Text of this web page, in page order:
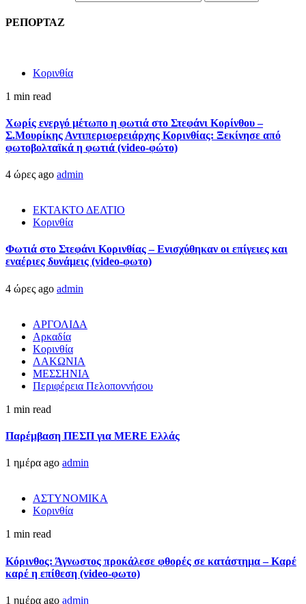
ΡΕΠΟΡΤΑΖ
Κορινθία
1 min read
Χωρίς ενεργό μέτωπο η φωτιά στο Στεφάνι Κορίνθου –
Σ.Μουρίκης Αντιπεριφερειάρχης Κορινθίας: Ξεκίνησε από
φωτοβολταϊκά η φωτιά (video-φώτο)
4 ώρες ago admin
ΕΚΤΑΚΤΟ ΔΕΛΤΙΟ
Κορινθία
Φωτιά στο Στεφάνι Κορινθίας – Ενισχύθηκαν οι επίγειες και
εναέριες δυνάμεις (video-φωτο)
4 ώρες ago admin
ΑΡΓΟΛΙΔΑ
Αρκαδία
Κορινθία
ΛΑΚΩΝΙΑ
ΜΕΣΣΗΝΙΑ
Περιφέρεια Πελοποννήσου
1 min read
Παρέμβαση ΠΕΣΠ για MERE Ελλάς
1 ημέρα ago admin
ΑΣΤΥΝΟΜΙΚΑ
Κορινθία
1 min read
Κόρινθος: Άγνωστος προκάλεσε φθορές σε κατάστημα – Καρέ
καρέ η επίθεση (video-φωτο)
1 ημέρα ago admin